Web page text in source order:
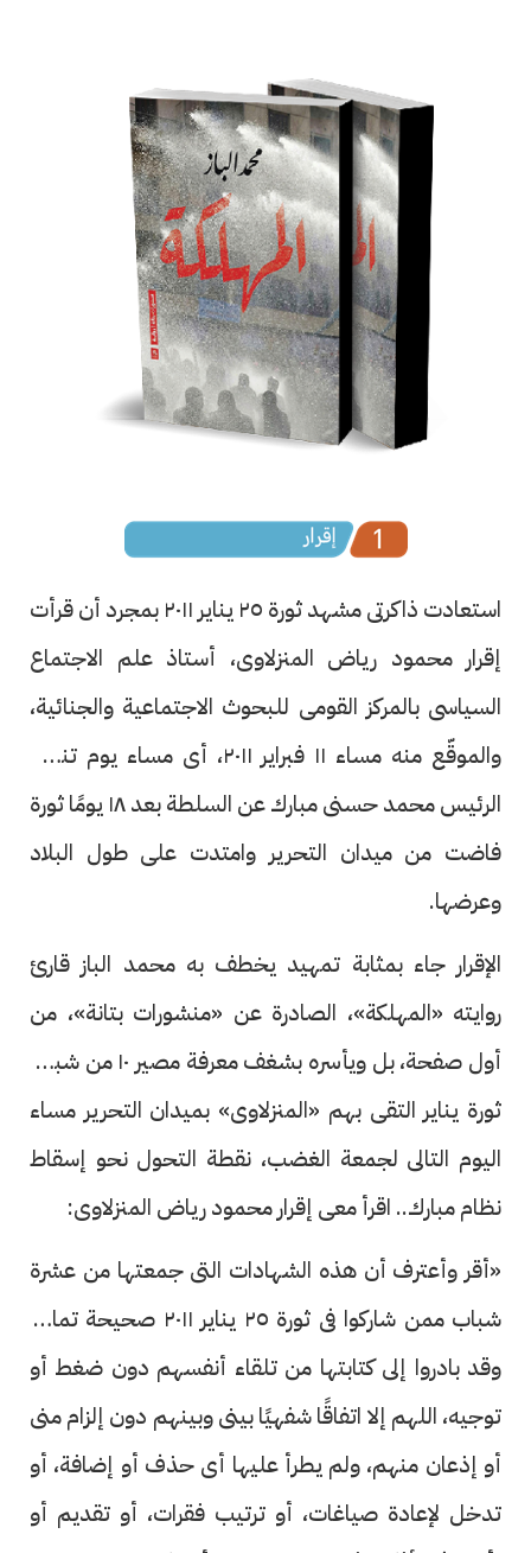
استعادت ذاكرتى مشهد ثورة ٢٥ يناير ٢٠١١ بمجرد أن قرأت
إقرار محمود رياض المنزلاوى، أستاذ علم الاجتماع
السياسى بالمركز القومى للبحوث الاجتماعية والجنائية،
والموقّع منه مساء ١١ فبراير ٢٠١١، أى مساء يوم تنحى
الرئيس محمد حسنى مبارك عن السلطة بعد ١٨ يومًا ثورة
فاضت من ميدان التحرير وامتدت على طول البلاد
وعرضها.
الإقرار جاء بمثابة تمهيد يخطف به محمد الباز قارئ
روايته «المهلكة»، الصادرة عن «منشورات بتانة»، من
أول صفحة، بل ويأسره بشغف معرفة مصير ١٠ من شباب
ثورة يناير التقى بهم «المنزلاوى» بميدان التحرير مساء
اليوم التالى لجمعة الغضب، نقطة التحول نحو إسقاط
نظام مبارك.. اقرأ معى إقرار محمود رياض المنزلاوى:
«أقر وأعترف أن هذه الشهادات التى جمعتها من عشرة
شباب ممن شاركوا فى ثورة ٢٥ يناير ٢٠١١ صحيحة تمامًا،
وقد بادروا إلى كتابتها من تلقاء أنفسهم دون ضغط أو
توجيه، اللهم إلا اتفاقًا شفهيًا بينى وبينهم دون إلزام منى
أو إذعان منهم، ولم يطرأ عليها أى حذف أو إضافة، أو
تدخل لإعادة صياغات، أو ترتيب فقرات، أو تقديم أو